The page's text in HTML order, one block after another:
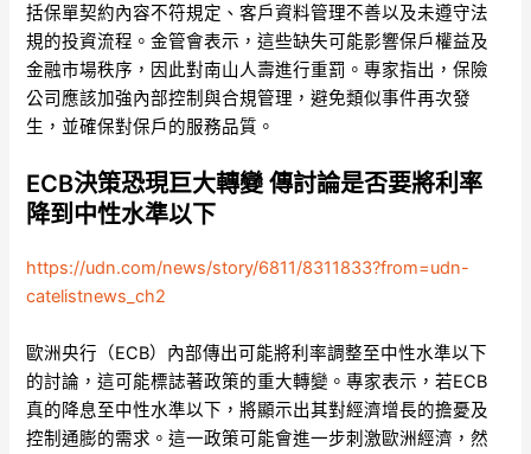
括保單契約內容不符規定、客戶資料管理不善以及未遵守法
規的投資流程。金管會表示，這些缺失可能影響保戶權益及
金融市場秩序，因此對南山人壽進行重罰。專家指出，保險
公司應該加強內部控制與合規管理，避免類似事件再次發
生，並確保對保戶的服務品質。
ECB決策恐現巨大轉變 傳討論是否要將利率
降到中性水準以下
https://udn.com/news/story/6811/8311833?from=udn-
catelistnews_ch2
歐洲央行（ECB）內部傳出可能將利率調整至中性水準以下
的討論，這可能標誌著政策的重大轉變。專家表示，若ECB
真的降息至中性水準以下，將顯示出其對經濟增長的擔憂及
控制通膨的需求。這一政策可能會進一步刺激歐洲經濟，然